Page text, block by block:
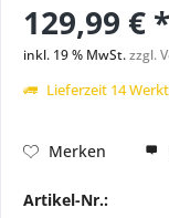
129,99 € *
inkl. 19 % MwSt.zzgl.
Lieferzeit 14
Merken
Artikel-Nr.: